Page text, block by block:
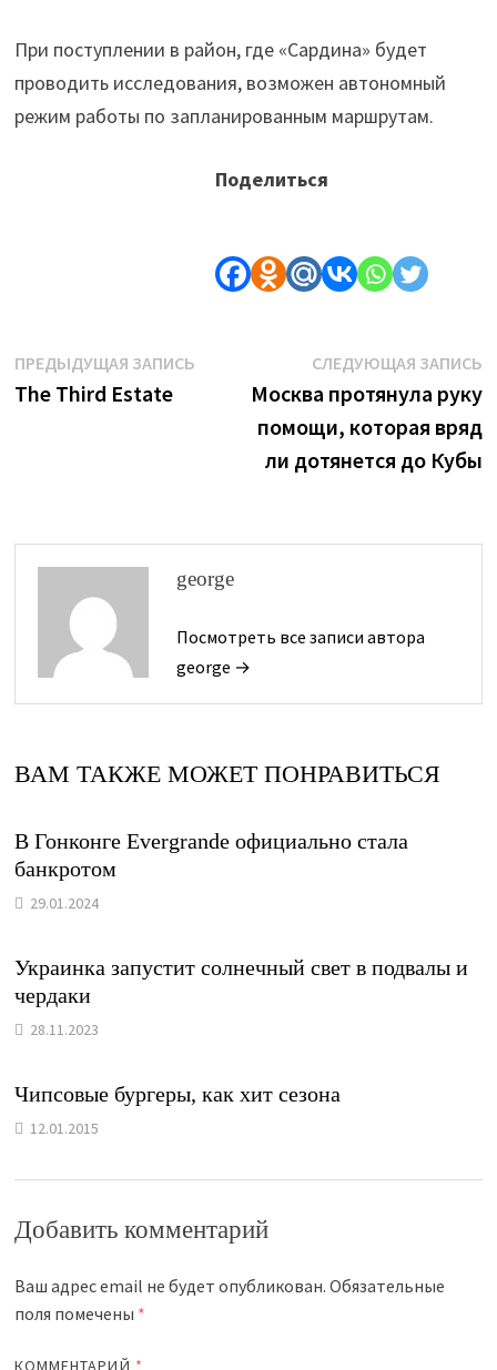
При поступлении в район, где «Сардина» будет
проводить исследования, возможен автономный
режим работы по запланированным маршрутам.
Поделиться
Навигация
по
ПРЕДЫДУЩАЯ ЗАПИСЬПредыдущая
запись:
The Third Estate
СЛЕДУЮЩАЯ ЗАПИСЬ
Москва протянула руку
помощи, которая вряд
ли дотянется до Кубы
george
Посмотреть все записи автора
george →
ВАМ ТАКЖЕ МОЖЕТ ПОНРАВИТЬСЯ
В Гонконге Evergrande официально стала
банкротом
29.01.2024
Украинка запустит солнечный свет в подвалы и
чердаки
28.11.2023
Чипсовые бургеры, как хит сезона
12.01.2015
Добавить комментарий
Ваш адрес email не будет опубликован. Обязательные
поля помечены *
КОММЕНТАРИЙ *